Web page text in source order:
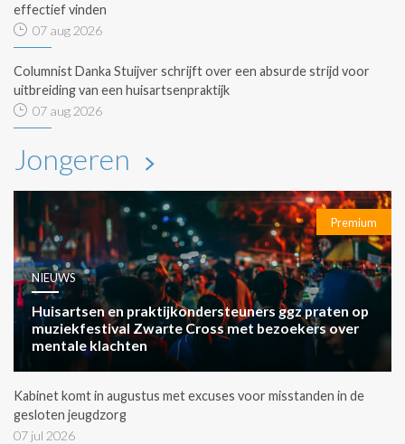
effectief vinden
07 aug 2026
Columnist Danka Stuijver schrijft over een absurde strijd voor
uitbreiding van een huisartsenpraktijk
07 aug 2026
Jongeren
Premium
NIEUWS
Huisartsen en praktijkondersteuners ggz praten op
muziekfestival Zwarte Cross met bezoekers over
mentale klachten
Kabinet komt in augustus met excuses voor misstanden in de
gesloten jeugdzorg
07 jul 2026